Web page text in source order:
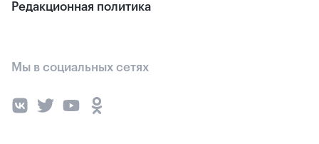
Редакционная политика
Мы в социальных сетях